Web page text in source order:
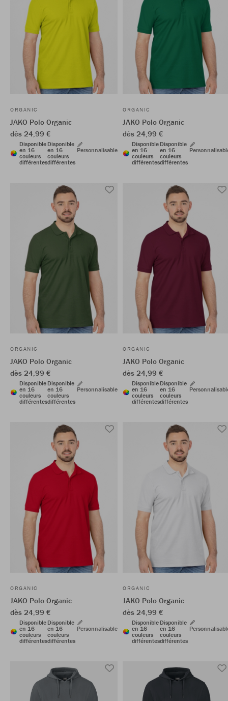
ORGANIC
JAKO Polo Organic
dès 24,99 €
Disponible
en 16
couleurs
différentes
Disponible
en 16
couleurs
différentes
Personnalisable
ORGANIC
JAKO Polo Organic
dès 24,99 €
Disponible
en 16
couleurs
différentes
Disponible
en 16
couleurs
différentes
ORGANIC
JAKO Polo Organic
dès 24,99 €
Disponible
en 16
couleurs
différentes
Disponible
en 16
couleurs
différentes
Personnalisable
ORGANIC
JAKO Polo Organic
dès 24,99 €
Disponible
en 16
couleurs
différentes
Disponible
en 16
couleurs
différentes
ORGANIC
JAKO Polo Organic
dès 24,99 €
Disponible
en 16
couleurs
différentes
Disponible
en 16
couleurs
différentes
Personnalisable
ORGANIC
JAKO Polo Organic
dès 24,99 €
Disponible
en 16
couleurs
différentes
Disponible
en 16
couleurs
différentes